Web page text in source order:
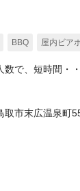
BBQ 屋内ビア
数で、短時間・
取市末広温泉町